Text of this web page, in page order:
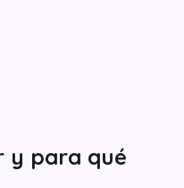
y para qué